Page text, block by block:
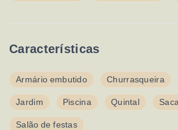
Características
Armário embutido Churrasqueira
Jardim Piscina Quintal
Salão de festas